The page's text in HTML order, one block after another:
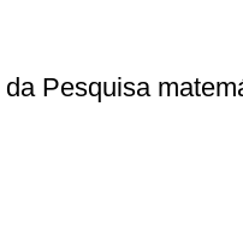
Pesquisa